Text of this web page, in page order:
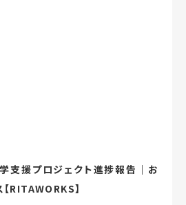
支援プロジェクト進捗報告｜お
RITAWORKS】